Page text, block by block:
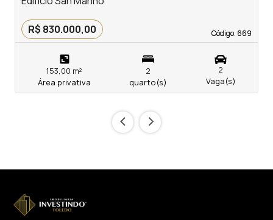
Código. 669
Código. 669
R$ 830.000,00
153,00 m²
Área privativa
2
quarto(s)
2
Vaga(s)
‹ ›